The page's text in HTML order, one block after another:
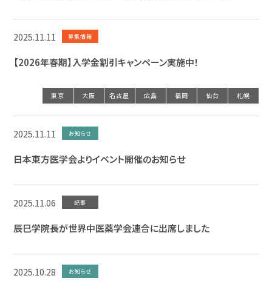
2025.11.11 募集情報
【2026年春期】入学金割引キャンペーン実施中！
東京 大阪 名古屋 広島 福岡 仙台 札幌
2025.11.11 お知らせ
日本東方医学会よりイベント開催のお知らせ
2025.11.06 記事
辰巳学院長が世界中医薬学会連合に出席しました
2025.10.28 お知らせ